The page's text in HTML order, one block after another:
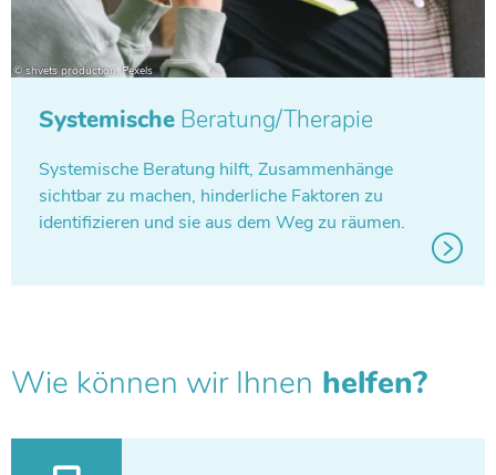
Systemische Beratung/Therapie
Sys­te­mi­sche Bera­tung hilft, Zusam­men­hänge
sicht­bar zu machen, hin­der­li­che Fak­to­ren zu
iden­ti­fi­zie­ren und sie aus dem Weg zu räumen.
Wie können wir Ihnen helfen?